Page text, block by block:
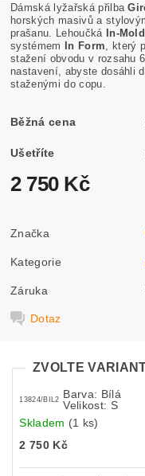
Dámská lyžařská přilba
horských masivů a
prašanu. Lehoučká In-Mold
systémem In Form , který
stažení obvodu v rozsahu
nastavení, abyste dosáhli
staženými do copu.
Běžná cena
Ušetříte
2 750 Kč
Značka
Kategorie
Záruka
Dotaz
ZVOLTE
13824/BIL2 Barva: Bílá
Velikost: S
Skladem (1 ks)
2 750 Kč